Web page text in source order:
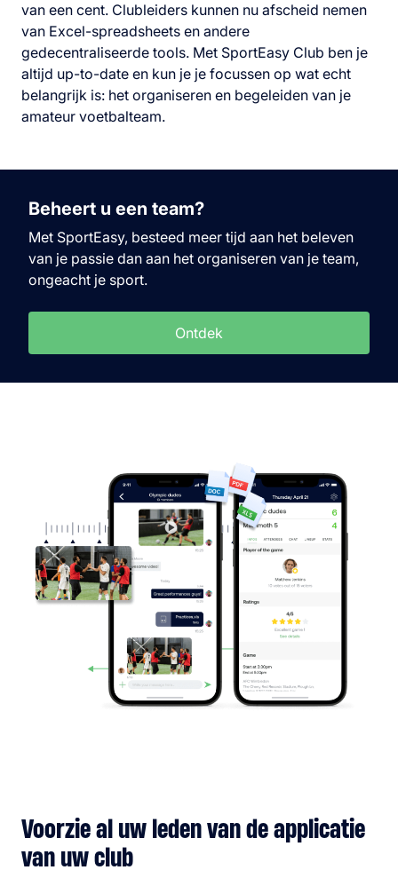
van een cent. Clubleiders kunnen nu afscheid nemen
van Excel-spreadsheets en andere
gedecentraliseerde tools. Met SportEasy Club ben je
altijd up-to-date en kun je je focussen op wat echt
belangrijk is: het organiseren en begeleiden van je
amateur voetbalteam.
Beheert u een team?
Met SportEasy, besteed meer tijd aan het beleven
van je passie dan aan het organiseren van je team,
ongeacht je sport.
Ontdek
Voorzie al uw leden van de applicatie
van uw club